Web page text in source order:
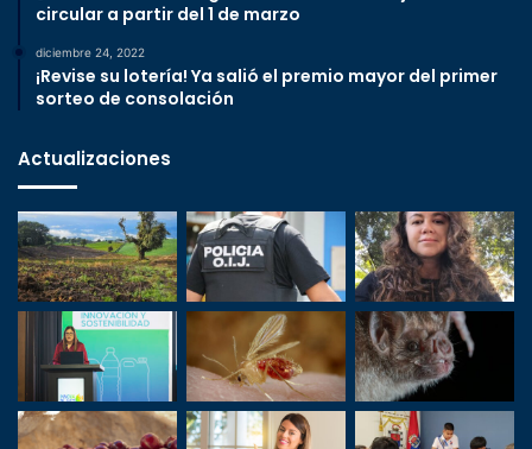
circular a partir del 1 de marzo
diciembre 24, 2022
¡Revise su lotería! Ya salió el premio mayor del primer
sorteo de consolación
Actualizaciones